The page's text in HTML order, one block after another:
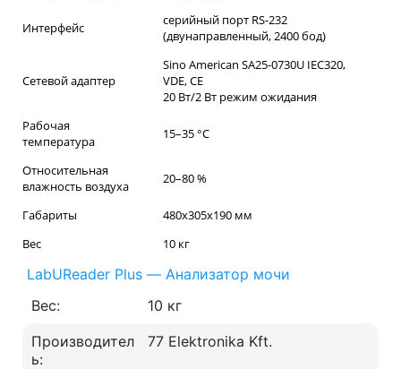
Интерфейс
серийный порт RS-232
(двунаправленный, 2400 бод)
Сетевой адаптер
Sino American SA25-0730U IEC320,
VDE, CE
20 Вт/2 Вт режим ожидания
Рабочая
температура
15–35 °С
Относительная
влажность воздуха
20–80 %
Габариты
480x305x190 мм
Вес
10 кг
LabUReader Plus — Анализатор мочи
Вес:
10 кг
Производител
ь:
77 Elektronika Kft.